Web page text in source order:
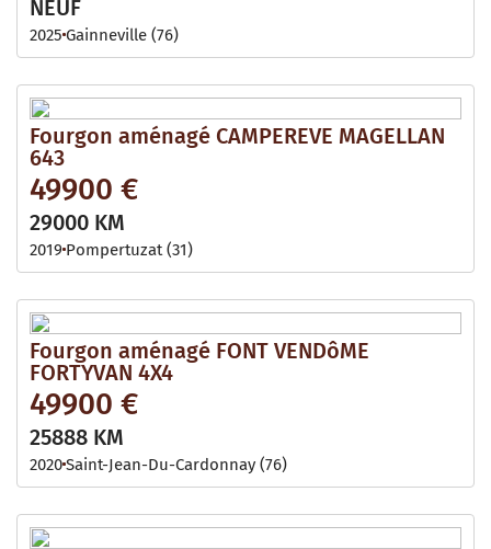
NEUF
2025 Gainneville (76)
Fourgon aménagé CAMPEREVE MAGELLAN
643
49900 €
29000 KM
2019 Pompertuzat (31)
Fourgon aménagé FONT VENDôME
FORTYVAN 4X4
49900 €
25888 KM
2020Saint-Jean-Du-Cardonnay (76)